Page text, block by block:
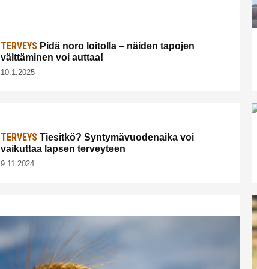
TERVEYS Pidä noro loitolla – näiden tapojen
välttäminen voi auttaa!
10.1.2025
TERVEYS Tiesitkö? Syntymävuodenaika voi
vaikuttaa lapsen terveyteen
9.11.2024